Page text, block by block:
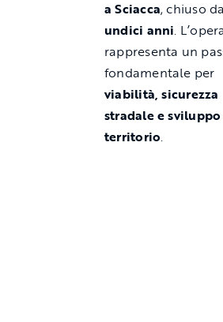
a Sciacca, chiuso da
undici anni.
rappresenta un
fondamentale per
viabilità, sicurezza
stradale e
territorio.